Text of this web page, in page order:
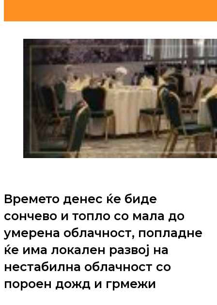
Времето денес ќе биде
сончево и топло со мала до
умерена облачност, попладне
ќе има локален развој на
нестабилна облачност со
пороен дожд и грмежи